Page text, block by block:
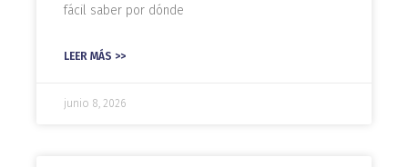
fácil saber por dónde
LEER MÁS >>
junio 8, 2026